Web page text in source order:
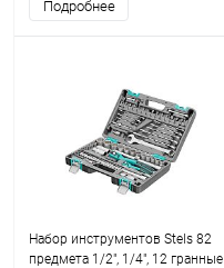
Подробнее
Набор инструментов Stels 82
предмета 1/2", 1/4", 12 гранные